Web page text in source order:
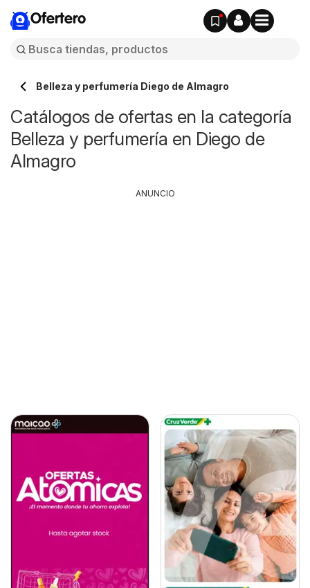
Ofertero
Belleza y perfumería Diego de Almagro
Catálogos de ofertas en la categoría
Belleza y perfumería en Diego de
Almagro
ANUNCIO